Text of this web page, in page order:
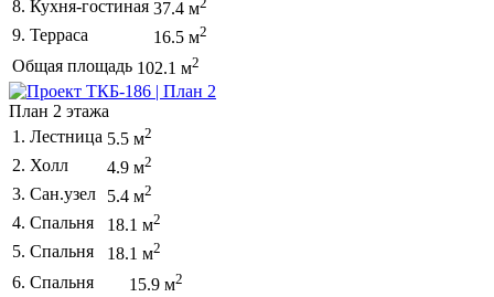
8. Кухня-гостиная 37.4 м
9. Терраса 16.5 м2
Общая площадь 102.1 м2
План 2 этажа
1. Лестница 5.5 м2
2. Холл 4.9 м2
3. Сан.узел 5.4 м2
4. Спальня 18.1 м2
5. Спальня 18.1 м2
6. Спальня 15.9 м2